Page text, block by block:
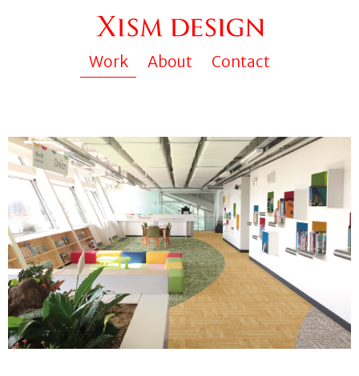
Work About Contact